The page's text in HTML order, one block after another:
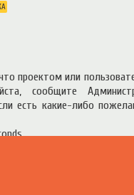
проектом или
сообщите
есть какие-либо